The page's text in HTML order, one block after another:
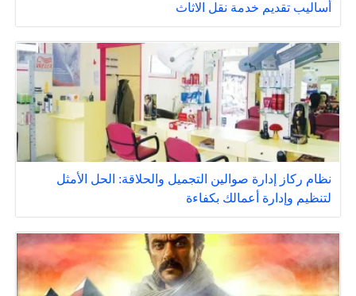
أساليب تقديم خدمة نقل الاثاث
نظام ركاز إدارة صوالين التجميل والحلاقة: الحل الأمثل
لتنظيم وإدارة أعمالك بكفاءة